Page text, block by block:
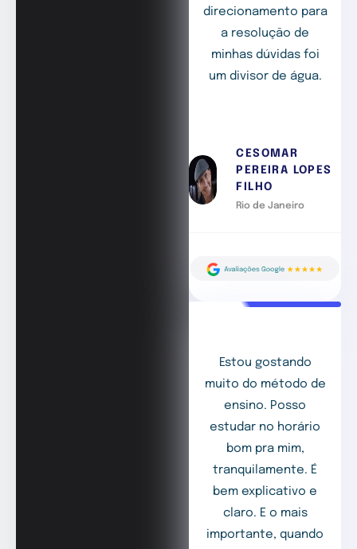
direcionamento para
a resolução de
minhas dúvidas foi
um divisor de água.
CESOMAR
PEREIRA LOPES
FILHO
Rio de Janeiro
Estou gostando
muito do método de
ensino. Posso
estudar no horário
bom pra mim,
tranquilamente. É
bem explicativo e
claro. E o mais
importante, quando